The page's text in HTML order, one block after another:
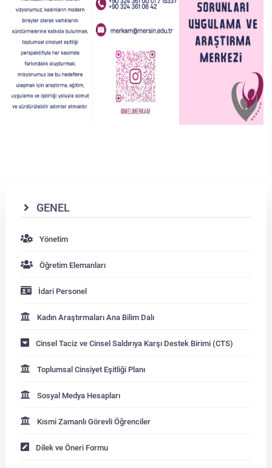
GENEL
Yönetim
Öğretim Elemanları
İdari Personel
Kadın Araştırmaları Ana Bilim Dalı
Cinsel Taciz ve Cinsel Saldırıya Karşı Destek Birimi (CTS)
Toplumsal Cinsiyet Eşitliği Planı
Sosyal Medya Hesapları
Kısmi Zamanlı Görevli Öğrenciler
Dilek ve Öneri Formu